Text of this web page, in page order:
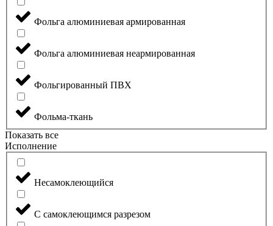
Фольга алюминиевая армированная
Фольга алюминиевая неармированная
Фольгированный ПВХ
Фольма-ткань
Показать все
Исполнение
Несамоклеющийся
С самоклеющимся разрезом